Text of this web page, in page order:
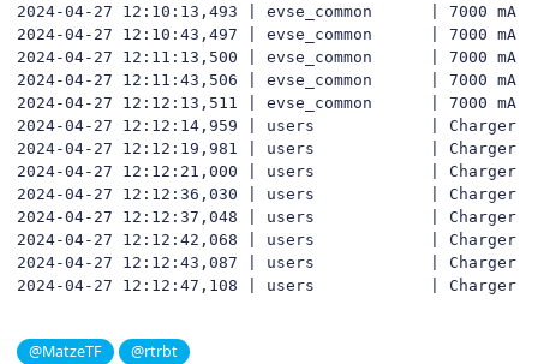
2024-04-27 12:10:13,493 | evse_common      | 7000
2024-04-27 12:10:43,497 | evse_common      | 7000
2024-04-27 12:11:13,500 | evse_common      | 7000
2024-04-27 12:11:43,506 | evse_common      | 7000
2024-04-27 12:12:13,511 | evse_common      | 7000
2024-04-27 12:12:14,959 | users            | Charger
2024-04-27 12:12:19,981 | users            | Charger
2024-04-27 12:12:21,000 | users            | Charger
2024-04-27 12:12:36,030 | users            | Charger
2024-04-27 12:12:37,048 | users            | Charger
2024-04-27 12:12:42,068 | users            | Charger
2024-04-27 12:12:43,087 | users            | Charger
2024-04-27 12:12:47,108 | users            | Charger
@MatzeTF @rtrbt